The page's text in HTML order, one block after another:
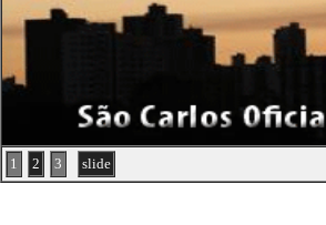
1 2 3 slide